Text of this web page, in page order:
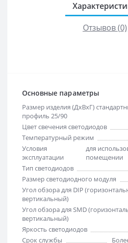
Отзывов (0)
Основные параметры
Размер изделия (ДхВхГ)
профиль 25/90
Цвет свечения светодиодов
Температурный режим
Условия
эксплуатации
для
помещении
Тип светодиодов
Размер светодиодного модуля
Угол обзора для DIP
вертикальный)
Угол обзора для SMD
вертикальный)
Яркость светодиодов
Срок службы